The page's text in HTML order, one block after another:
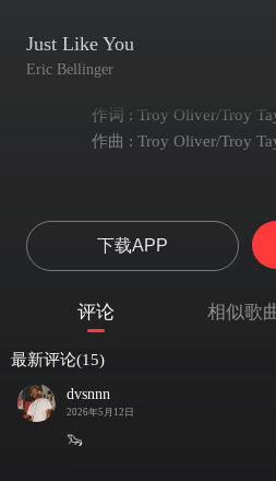
Just Like You
Eric Bellinger
作词 : Troy Oliver/Troy
作曲 : Troy Oliver/Troy
下载APP
评论 相似歌
最新评论(15)
dvsnnn
2026年5月12日
🦦